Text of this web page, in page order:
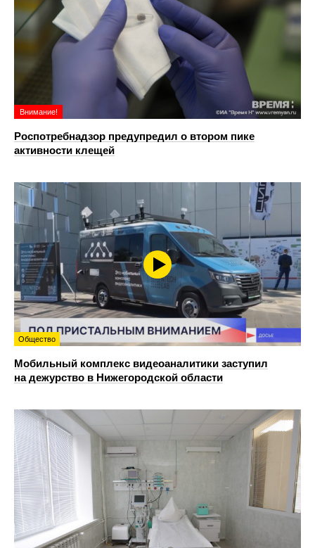
Внимание!
Роспотребнадзор предупредил о втором пике
активности клещей
Общество
Мобильный комплекс видеоаналитики заступил
на дежурство в Нижегородской области